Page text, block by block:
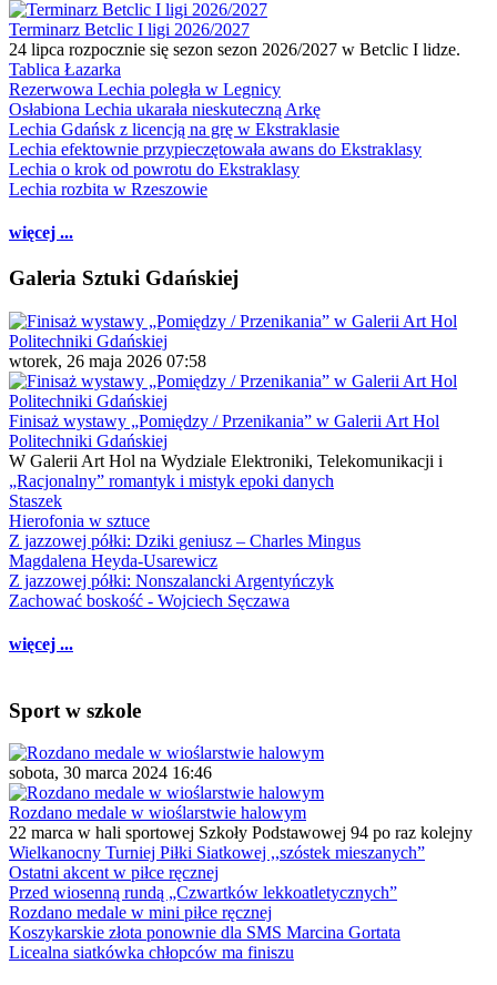
Terminarz Betclic I ligi 2026/2027
24 lipca rozpocznie się sezon sezon 2026/2027 w Betclic I lidze.
Tablica Łazarka
Rezerwowa Lechia poległa w Legnicy
Osłabiona Lechia ukarała nieskuteczną Arkę
Lechia Gdańsk z licencją na grę w Ekstraklasie
Lechia efektownie przypieczętowała awans do Ekstraklasy
Lechia o krok od powrotu do Ekstraklasy
Lechia rozbita w Rzeszowie
więcej ...
Galeria Sztuki Gdańskiej
wtorek, 26 maja 2026 07:58
Finisaż wystawy „Pomiędzy / Przenikania” w Galerii Art Hol
Politechniki Gdańskiej
W Galerii Art Hol na Wydziale Elektroniki, Telekomunikacji i
„Racjonalny” romantyk i mistyk epoki danych
Staszek
Hierofonia w sztuce
Z jazzowej półki: Dziki geniusz – Charles Mingus
Magdalena Heyda-Usarewicz
Z jazzowej półki: Nonszalancki Argentyńczyk
Zachować boskość - Wojciech Sęczawa
więcej ...
Sport w szkole
sobota, 30 marca 2024 16:46
Rozdano medale w wioślarstwie halowym
22 marca w hali sportowej Szkoły Podstawowej 94 po raz kolejny
Wielkanocny Turniej Piłki Siatkowej ,,szóstek mieszanych”
Ostatni akcent w piłce ręcznej
Przed wiosenną rundą „Czwartków lekkoatletycznych”
Rozdano medale w mini piłce ręcznej
Koszykarskie złota ponownie dla SMS Marcina Gortata
Licealna siatkówka chłopców ma finiszu